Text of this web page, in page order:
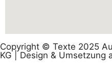
Copyright © Texte 2025
KG | Design & Umsetzung